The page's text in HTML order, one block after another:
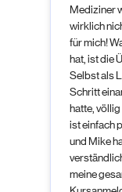
Mediziner
wirklich
für mich!
hat, ist die
Selbst als
Schritt
hatte,
ist einfach
und Mike
meine